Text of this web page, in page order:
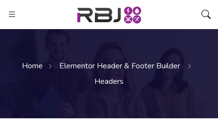
Home
Elementor Header & Footer Builder
Headers